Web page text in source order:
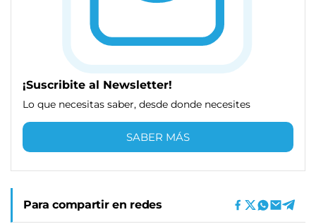
¡Suscribite al Newsletter!
Lo que necesitas saber, desde donde necesites
SABER MÁS
Para compartir en redes